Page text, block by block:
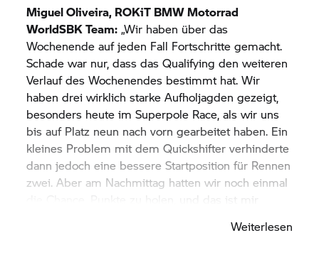
Rennstrecken, die unserer BMW M 1000 RR noch
besser liegen und damit den Fahrern noch mehr
Potenzial bieten.“
Miguel Oliveira, ROKiT BMW Motorrad
WorldSBK Team: „Wir haben über das
Wochenende auf jeden Fall Fortschritte gemacht.
Schade war nur, dass das Qualifying den weiteren
Verlauf des Wochenendes bestimmt hat. Wir
haben drei wirklich starke Aufholjagden gezeigt,
besonders heute im Superpole Race, als wir uns
bis auf Platz neun nach vorn gearbeitet haben. Ein
kleines Problem mit dem Quickshifter verhinderte
dann jedoch eine bessere Startposition für Rennen
zwei. Aber am Nachmittag hatten wir noch einmal
komplett nassen Bedingungen war wahrscheinlich
Weiterlesen